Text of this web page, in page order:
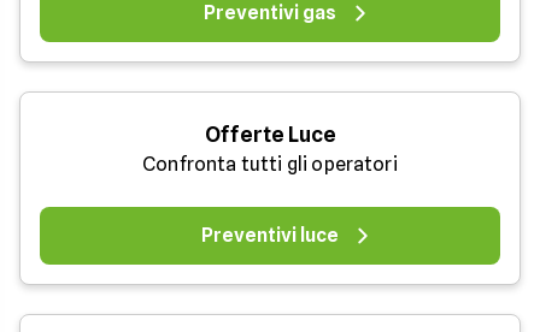
Preventivi gas
Offerte Luce
Confronta tutti gli operatori
Preventivi luce